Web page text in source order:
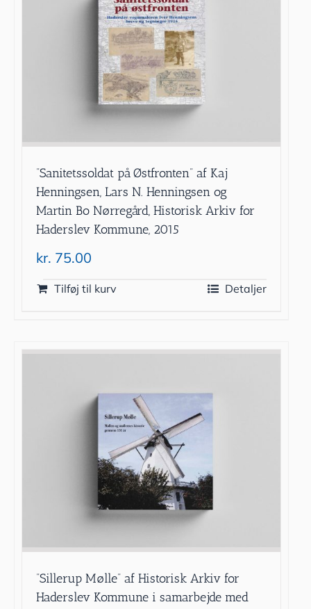
”Sanitetssoldat på Østfronten” af Kaj
Henningsen, Lars N. Henningsen og
Martin Bo Nørregård, Historisk Arkiv for
Haderslev Kommune, 2015
kr. 75.00
Tilføj til kurv Detaljer
”Sillerup Mølle” af Historisk Arkiv for
Haderslev Kommune i samarbejde med